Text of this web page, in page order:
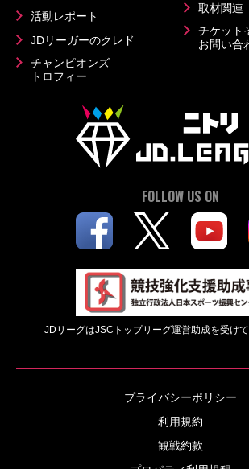
活動レポート
JDリーガーのクレド
チャンピオンズ
トロフィー
取材関連
チケット
お問い合
FOLLOW US ON
JDリーグはJSCトップリーグ運営助成を受け
プライバシーポリシー
利用規約
観戦約款